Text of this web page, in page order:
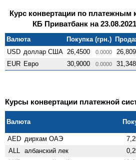
Курс конвертации по платежным
КБ Приватбанк на 23.08.2021
Валюта Покупка (грн.)
USD доллар США 26,4500 0.0000
EUR Евро 30,9000 0.0000
Курсы конвертации платежной
Валюта
AED дирхам ОАЭ
ALL албанский лек